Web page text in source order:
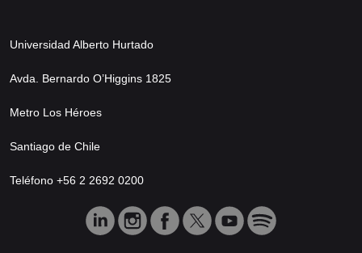
Universidad Alberto Hurtado
Avda. Bernardo O’Higgins 1825
Metro Los Héroes
Santiago de Chile
Teléfono +56 2 2692 0200